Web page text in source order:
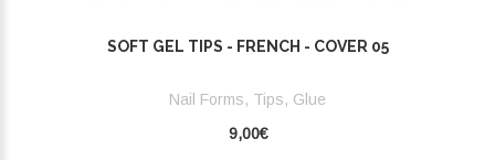
SOFT GEL TIPS - FRENCH - COVER 05
Nail Forms, Tips, Glue
9,00€